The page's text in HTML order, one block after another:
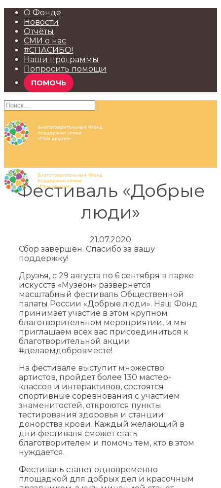
О Фонде
Новости
Отчёты
СМИ о нас
#СПАСИБО!
Наши программы
Попросить помощи
ПОМОЧЬ
Фестиваль «Добрые
люди»
21.07.2020
Сбор завершен. Спасибо за вашу
поддержку!
Друзья, с 29 августа по 6 сентября в парке
искусств «Музеон» развернется
масштабный фестиваль Общественной
палаты России «Добрые люди». Наш Фонд
принимает участие в этом крупном
благотворительном мероприятии, и мы
приглашаем всех вас присоединиться к
благотворительной акции
#делаемдобровместе!
На фестивале выступит множество
артистов, пройдет более 130 мастер-
классов и интерактивов, состоятся
спортивные соревнования с участием
знаменитостей, откроются пункты
тестирования здоровья и станции
донорства крови. Каждый желающий в
дни фестиваля сможет стать
благотворителем и помочь тем, кто в этом
нуждается.
Фестиваль станет одновременно
площадкой для добрых дел и красочным